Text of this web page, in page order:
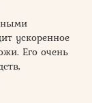
ускоренное
Его очень